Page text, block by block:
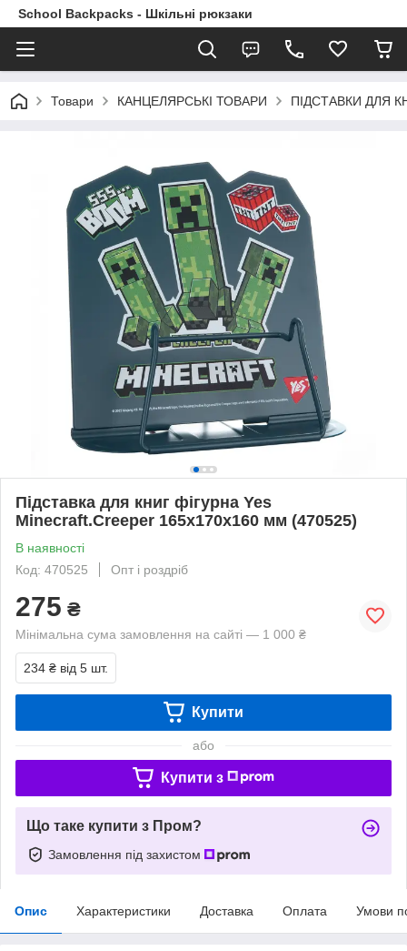
School Backpacks - Шкільні рюкзаки
Товари КАНЦЕЛЯРСЬКІ ТОВАРИ ПІДСТАВКИ ДЛЯ
Підставка для книг фігурна Yes
Minecraft.Creeper 165x170x160 мм (470525)
В наявності
Код: 470525
Опт і роздріб
275 ₴
Мінімальна сума замовлення на сайті — 1 000 ₴
234 ₴ від 5 шт.
Купити
або
Купити з
Що таке купити з Пром?
Замовлення під захистом
Опис Характеристики Доставка Оплата Умови